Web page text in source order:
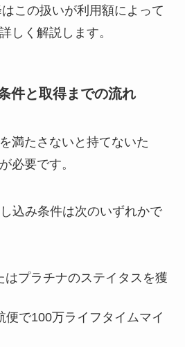
この扱いが利用額によって
しく解説します。
件と取得までの流れ
満たさないと持てないた
必要です。
込み条件は次のいずれかで
はプラチナのステイタスを獲
便で100万ライフタイムマイ